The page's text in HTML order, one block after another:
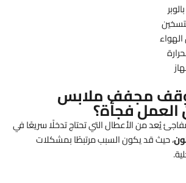
مجفف ملابس
فجأة؟
يُعد من الأعطال التي تحتاج تدخلًا سريعًا في
، حيث قد يكون السبب مرتبطًا بمشكلات